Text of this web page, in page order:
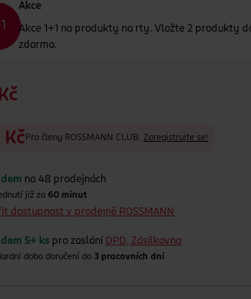
Akce
Akce 1+1 na produkty na rty. Vložte 2 produkty
zdarma.
Pro členy ROSSMANN CLUB. Zaregistrujte se!
na 48 prodejnách
již za60 minut
dostupnost v prodejně ROSSMANN
5+ ks pro zaslání DPD, Zásilkovna
doba doručení do 3 pracovních dní